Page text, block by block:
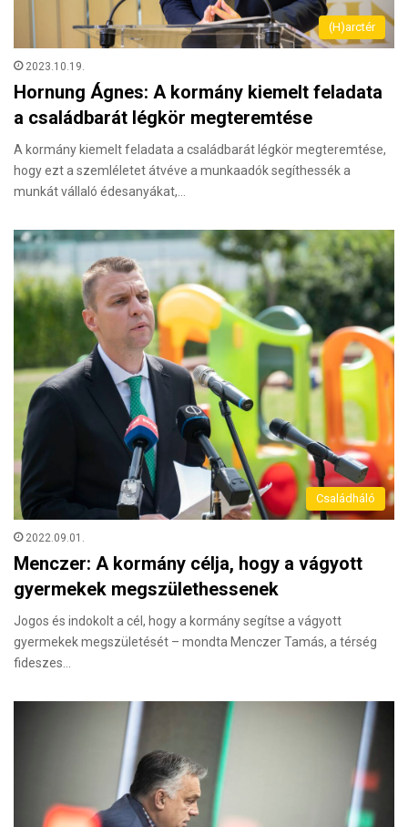
(H)arctér
2023.10.19.
Hornung Ágnes: A kormány kiemelt feladata
a családbarát légkör megteremtése
A kormány kiemelt feladata a családbarát légkör megteremtése,
hogy ezt a szemléletet átvéve a munkaadók segíthessék a
munkát vállaló édesanyákat,…
Családháló
2022.09.01.
Menczer: A kormány célja, hogy a vágyott
gyermekek megszülethessenek
Jogos és indokolt a cél, hogy a kormány segítse a vágyott
gyermekek megszületését – mondta Menczer Tamás, a térség
fideszes…